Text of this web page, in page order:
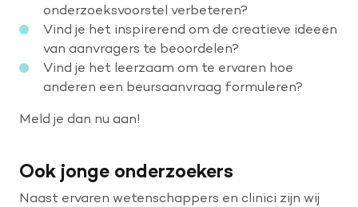
onderzoeksvoorstel verbeteren?
Vind je het inspirerend om de creatieve ideeën
van aanvragers te beoordelen?
Vind je het leerzaam om te ervaren hoe
anderen een beursaanvraag formuleren?
Meld je dan nu aan!
Ook jonge onderzoekers
Naast ervaren wetenschappers en clinici zijn wij